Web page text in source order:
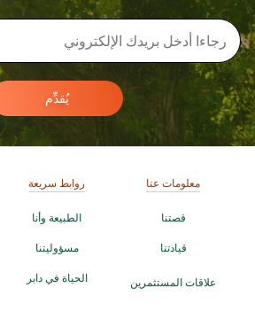
يُقدِّم
معلومات عنا
قصتنا
قيادتنا
علاقات المستثمرين
روابط سريعة
الطبيعة وأنا
مسؤوليتنا
الحياة في دابر